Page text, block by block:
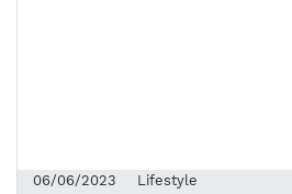
06/06/2023 Lifestyle